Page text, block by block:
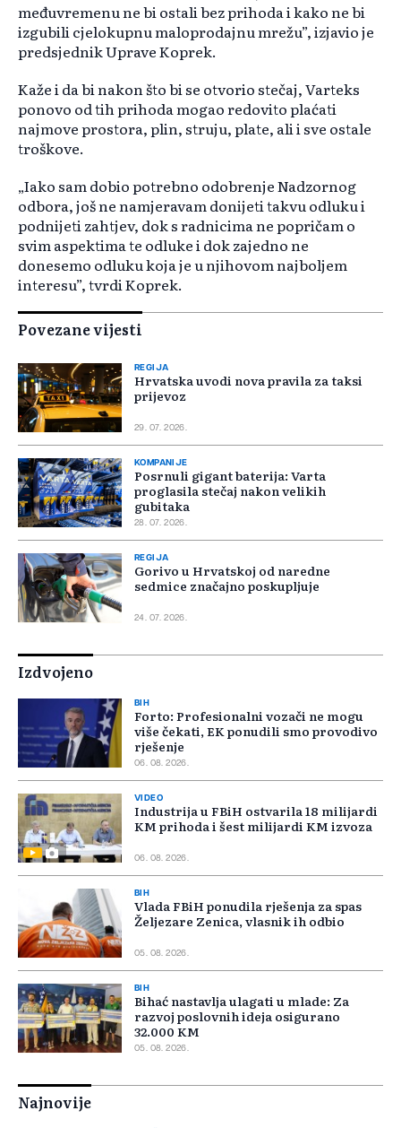
međuvremenu ne bi ostali bez prihoda i kako ne bi
izgubili cjelokupnu maloprodajnu mrežu”, izjavio je
predsjednik Uprave Koprek.
Kaže i da bi nakon što bi se otvorio stečaj, Varteks
ponovo od tih prihoda mogao redovito plaćati
najmove prostora, plin, struju, plate, ali i sve ostale
troškove.
„Iako sam dobio potrebno odobrenje Nadzornog
odbora, još ne namjeravam donijeti takvu odluku i
podnijeti zahtjev, dok s radnicima ne popričam o
svim aspektima te odluke i dok zajedno ne
donesemo odluku koja je u njihovom najboljem
interesu”, tvrdi Koprek.
Povezane vijesti
REGIJA
Hrvatska uvodi nova pravila za taksi
prijevoz
29. 07. 2026.
KOMPANIJE
Posrnuli gigant baterija: Varta
proglasila stečaj nakon velikih
gubitaka
28. 07. 2026.
REGIJA
Gorivo u Hrvatskoj od naredne
sedmice značajno poskupljuje
24. 07. 2026.
Izdvojeno
BIH
Forto: Profesionalni vozači ne mogu
više čekati, EK ponudili smo provodivo
rješenje
06. 08. 2026.
VIDEO
Industrija u FBiH ostvarila 18 milijardi
KM prihoda i šest milijardi KM izvoza
06. 08. 2026.
BIH
Vlada FBiH ponudila rješenja za spas
Željezare Zenica, vlasnik ih odbio
05. 08. 2026.
BIH
Bihać nastavlja ulagati u mlade: Za
razvoj poslovnih ideja osigurano
32.000 KM
05. 08. 2026.
Najnovije